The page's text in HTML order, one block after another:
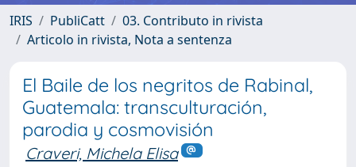
IRIS PubliCatt
03. Contributo in rivista
Articolo in rivista, Nota a sentenza
El Baile de los negritos de Rabinal,
Guatemala: transculturación,
parodia y cosmovisión
Craveri, Michela Elisa